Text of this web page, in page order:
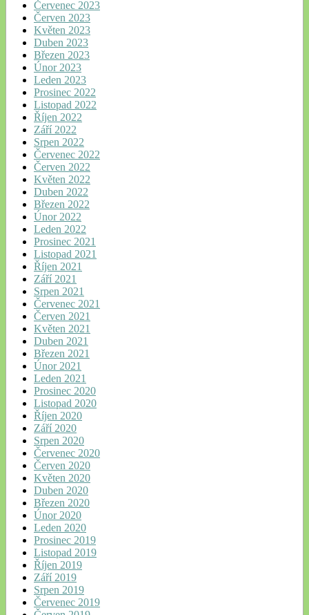
Červenec 2023
Červen 2023
Květen 2023
Duben 2023
Březen 2023
Únor 2023
Leden 2023
Prosinec 2022
Listopad 2022
Říjen 2022
Září 2022
Srpen 2022
Červenec 2022
Červen 2022
Květen 2022
Duben 2022
Březen 2022
Únor 2022
Leden 2022
Prosinec 2021
Listopad 2021
Říjen 2021
Září 2021
Srpen 2021
Červenec 2021
Červen 2021
Květen 2021
Duben 2021
Březen 2021
Únor 2021
Leden 2021
Prosinec 2020
Listopad 2020
Říjen 2020
Září 2020
Srpen 2020
Červenec 2020
Červen 2020
Květen 2020
Duben 2020
Březen 2020
Únor 2020
Leden 2020
Prosinec 2019
Listopad 2019
Říjen 2019
Září 2019
Srpen 2019
Červenec 2019